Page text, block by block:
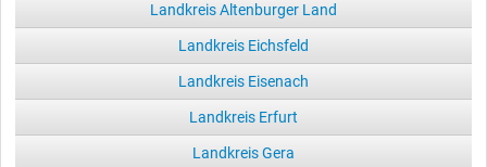
Landkreis Altenburger Land
Landkreis Eichsfeld
Landkreis Eisenach
Landkreis Erfurt
Landkreis Gera